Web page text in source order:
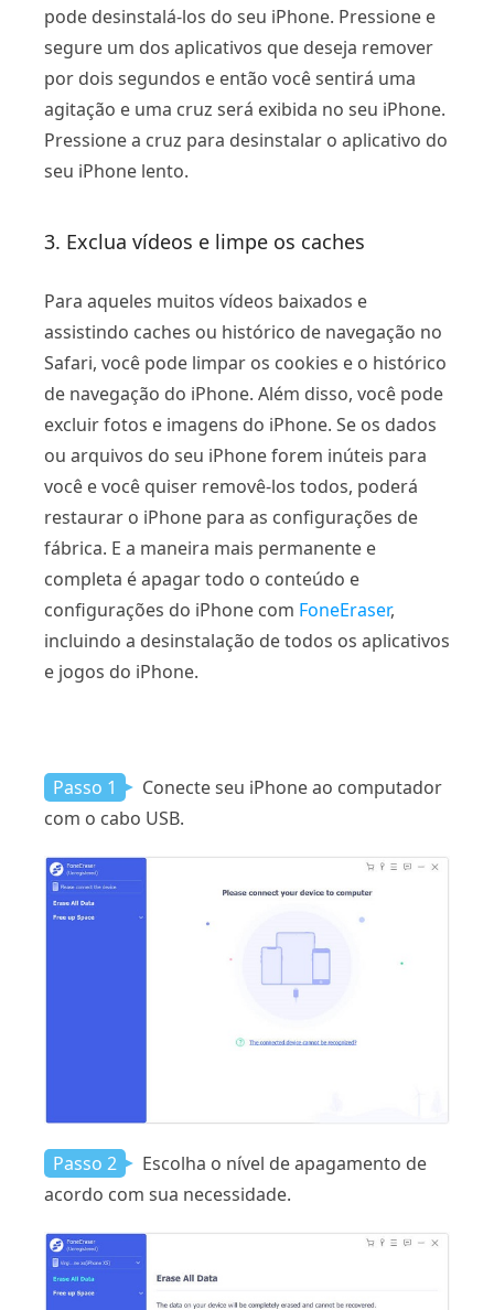
pode desinstalá-los do seu iPhone. Pressione e
segure um dos aplicativos que deseja remover
por dois segundos e então você sentirá uma
agitação e uma cruz será exibida no seu iPhone.
Pressione a cruz para desinstalar o aplicativo do
seu iPhone lento.
3. Exclua vídeos e limpe os caches
Para aqueles muitos vídeos baixados e
assistindo caches ou histórico de navegação no
Safari, você pode limpar os cookies e o histórico
de navegação do iPhone. Além disso, você pode
excluir fotos e imagens do iPhone. Se os dados
ou arquivos do seu iPhone forem inúteis para
você e você quiser removê-los todos, poderá
restaurar o iPhone para as configurações de
fábrica. E a maneira mais permanente e
completa é apagar todo o conteúdo e
configurações do iPhone com FoneEraser,
incluindo a desinstalação de todos os aplicativos
e jogos do iPhone.
Passo 1
Conecte seu iPhone ao computador
com o cabo USB.
Passo 2
Escolha o nível de apagamento de
acordo com sua necessidade.